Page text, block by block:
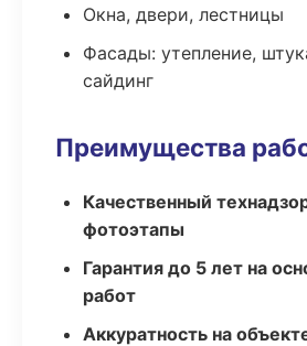
Окна, двери, лестницы
Фасады: утепление,
сайдинг
Преимущества
Качественный
фотоэтапы
Гарантия до 5 лет на
работ
Аккуратность на